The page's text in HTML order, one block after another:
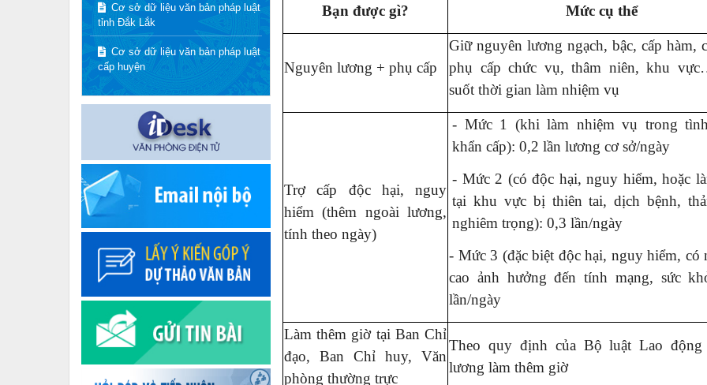
Cơ sở dữ liệu văn bản pháp luật
tỉnh Đắk Lắk
Cơ sở dữ liệu văn bản pháp luật
cấp huyện
Bạn được gì? Mức cụ thể
Nguyên lương + phụ cấp
Giữ nguyên lương ngạch, bậc, cấp hàm,
phụ cấp chức vụ, thâm niên, khu
suốt thời gian làm nhiệm vụ
Trợ cấp độc hại, nguy
hiểm (thêm ngoài lương,
tính theo ngày)
- Mức 1 (khi làm nhiệm vụ trong
khẩn cấp): 0,2 lần lương cơ sở/ngày
- Mức 2 (có độc hại, nguy hiểm, hoặc
tại khu vực bị thiên tai, dịch bệnh,
nghiêm trọng): 0,3 lần/ngày
- Mức 3 (đặc biệt độc hại, nguy hiểm, có
cao ảnh hưởng đến tính mạng, sức
lần/ngày
Làm thêm giờ tại Ban Chỉ
đạo, Ban Chỉ huy, Văn
phòng thường trực
Theo quy định của Bộ luật Lao động
lương làm thêm giờ